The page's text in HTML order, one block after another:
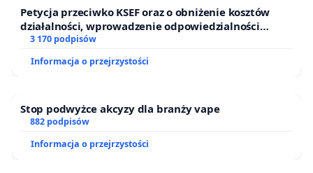
Petycja przeciwko KSEF oraz o obniżenie kosztów
działalności, wprowadzenie odpowiedzialności
finansowej kluczowych urzędników i sędziów
3 170 podpisów
Informacja o przejrzystości
Stop podwyżce akcyzy dla branży vape
882 podpisów
Informacja o przejrzystości